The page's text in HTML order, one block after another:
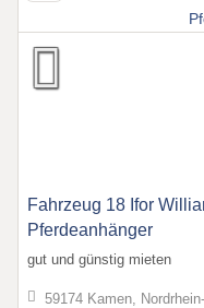
Fahrzeug 18 Ifor
Pferdeanhänger
gut und günstig mieten
59174 Kamen,